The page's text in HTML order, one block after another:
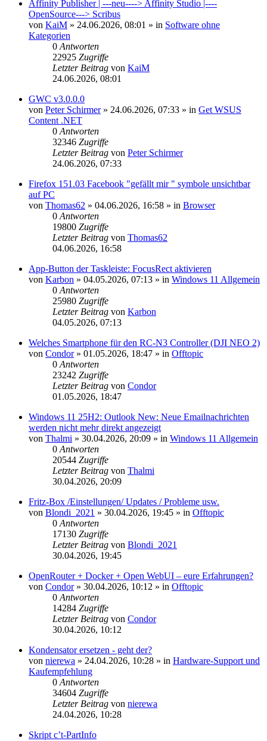
Affinity Publisher | ---neu----> Affinity Studio |----
OpenSource---> Scribus
von KaiM » 24.06.2026, 08:01 » in Software ohne
Kategorien
0Antworten
22925 Zugriffe
Letzter Beitrag von KaiM
24.06.2026, 08:01
GWC v3.0.0.0
von Peter Schirmer» 24.06.2026, 07:33 » in Get WSUS
Content .NET
0Antworten
32346 Zugriffe
Letzter Beitrag von Peter Schirmer
24.06.2026, 07:33
Firefox 151.03 Facebook "gefällt mir " symbole unsichtbar
auf PC
von Thomas62 » 04.06.2026, 16:58 » in Browser
0Antworten
19800 Zugriffe
Letzter Beitrag von Thomas62
04.06.2026, 16:58
App-Button der Taskleiste: FocusRect aktivieren
von Karbon » 04.05.2026, 07:13 » in Windows 11 Allgemein
0Antworten
25980 Zugriffe
Letzter Beitrag von Karbon
04.05.2026, 07:13
Welches Smartphone für den RC-N3 Controller (DJI NEO 2)
von Condor» 01.05.2026, 18:47 » in Offtopic
0Antworten
23242 Zugriffe
Letzter Beitrag von Condor
01.05.2026, 18:47
Windows 11 25H2: Outlook New: Neue Emailnachrichten
werden nicht mehr direkt angezeigt
von Thalmi » 30.04.2026, 20:09 » in Windows 11 Allgemein
0Antworten
20544 Zugriffe
Letzter Beitrag von Thalmi
30.04.2026, 20:09
Fritz-Box /Einstellungen/ Updates / Probleme usw.
von Blondi_2021 » 30.04.2026, 19:45 » in Offtopic
0Antworten
17130 Zugriffe
Letzter Beitrag von Blondi_2021
30.04.2026, 19:45
OpenRouter + Docker + Open WebUI – eure Erfahrungen?
von Condor» 30.04.2026, 10:12 » in Offtopic
0Antworten
14284 Zugriffe
Letzter Beitrag von Condor
30.04.2026, 10:12
Kondensator ersetzen - geht der?
von nierewa » 24.04.2026, 10:28 » in Hardware-Support und
Kaufempfehlung
0Antworten
34604 Zugriffe
Letzter Beitrag von nierewa
24.04.2026, 10:28
Skript c’t-PartInfo